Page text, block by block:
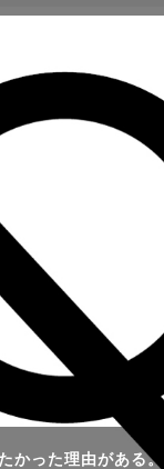
かった理由がある。